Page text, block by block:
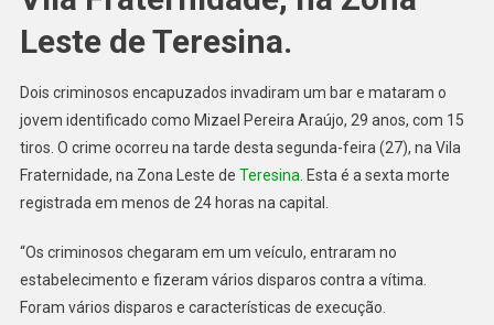
Leste de Teresina.
Dois criminosos encapuzados invadiram um bar e mataram o
jovem identificado como Mizael Pereira Araújo, 29 anos, com 15
tiros. O crime ocorreu na tarde desta segunda-feira (27), na Vila
Fraternidade, na Zona Leste de Teresina . Esta é a sexta morte
registrada em menos de 24 horas na capital.
“Os criminosos chegaram em um veículo, entraram no
estabelecimento e fizeram vários disparos contra a vítima.
Foram vários disparos e características de execução.